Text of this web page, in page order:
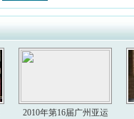
2010年第16届广州亚运